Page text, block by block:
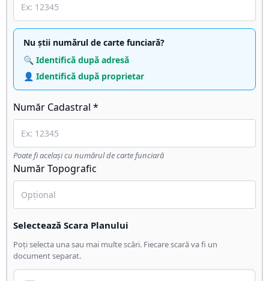
Nu știi numărul de carte funciară?
🔍 Identifică după adresă
👤 Identifică după proprietar
Număr Cadastral *
Poate fi același cu numărul de carte funciară
Număr Topografic
Selectează Scara Planului
Poți selecta una sau mai multe scări. Fiecare scară va fi un
document separat.